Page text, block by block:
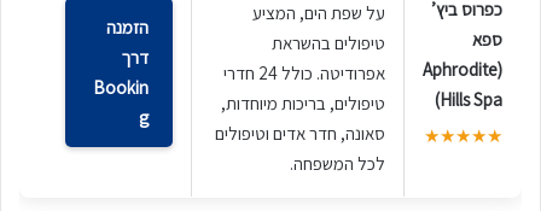
כפרוס ביץ’
ספא
(Aphrodite
Hills Spa)
★★★★★
על שפת הים, המציע
טיפולים בהשראת
אפרודיטה. כולל 24 חדרי
טיפולים, בריכות מיוחדות,
סאונה, חדר אדים וטיפולים
לכל המשפחה.
הזמנה
דרך
Bookin
g